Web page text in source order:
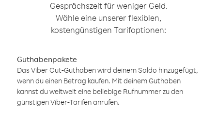
Gesprächszeit für weniger Geld.
Wähle eine unserer flexiblen,
kostengünstigen Tarifoptionen:
Guthabenpakete
Das Viber Out-Guthaben wird deinem Saldo hinzugefügt,
wenn du einen Betrag kaufen. Mit deinem Guthaben
kannst du weltweit eine beliebige Rufnummer zu den
günstigen Viber-Tarifen anrufen.